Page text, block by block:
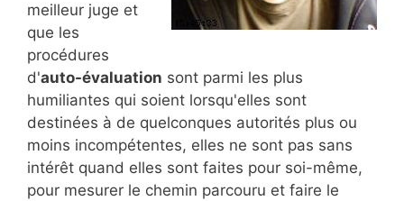
meilleur juge et
que les
procédures
d'auto-évaluation sont parmi les plus
humiliantes qui soient lorsqu'elles sont
destinées à de quelconques autorités plus ou
moins incompétentes, elles ne sont pas sans
intérêt quand elles sont faites pour soi-même,
pour mesurer le chemin parcouru et faire le